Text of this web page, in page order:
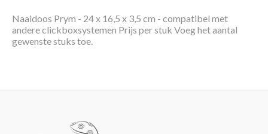
Naaidoos Prym - 24 x 16,5 x 3,5 cm - compatibel met
andere clickboxsystemen Prijs per stuk Voeg het aantal
gewenste stuks toe.